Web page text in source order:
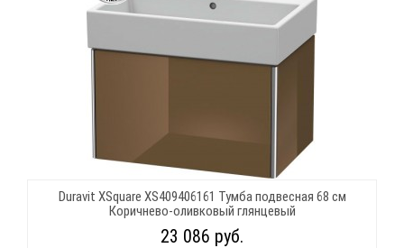
Duravit XSquare XS409406161 Тумба подвесная 68 см
Коричнево-оливковый глянцевый
23 086 руб.